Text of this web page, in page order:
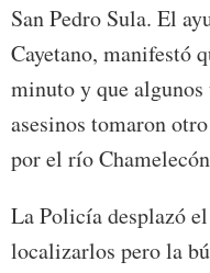
San Pedro Sula. El
Cayetano, manifestó
minuto y que
asesinos tomaron
por el río
La Policía desplazó
localizarlos pero la